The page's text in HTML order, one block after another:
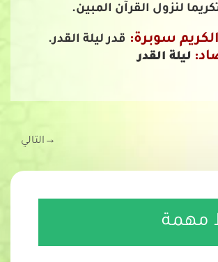
لنزول القرآن المبين.
سوبرة: قدر ليلة القدر.
ليلة القدر
→ التالي
مهمة